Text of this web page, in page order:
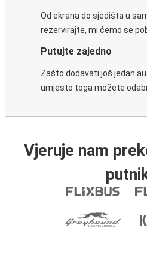
Od ekrana do sjedišta u
rezervirajte, mi ćemo se
Putujte zajedno
Zašto dodavati još jedan
umjesto toga možete
Vjeruje nam